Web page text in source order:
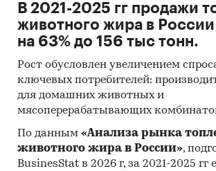
В 2021-2025 гг продажи
животного жира в
на 63% до 156 тыс тонн.
Рост обусловлен увеличением
ключевых потребителей:
для домашних животных и
мясоперерабатывающих
По данным «Анализа рынка
животного жира в России»,
BusinesStat в 2026 г, за 2021-2025 гг